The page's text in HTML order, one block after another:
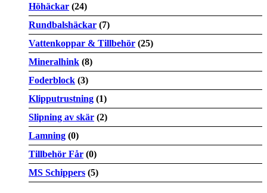
Höhäckar (24)
Rundbalshäckar (7)
Vattenkoppar & Tillbehör (25)
Mineralhink (8)
Foderblock (3)
Klipputrustning (1)
Slipning av skär (2)
Lamning (0)
Tillbehör Får (0)
MS Schippers (5)